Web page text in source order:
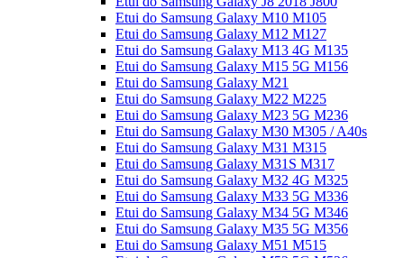
Etui do Samsung Galaxy M10 M105
Etui do Samsung Galaxy M12 M127
Etui do Samsung Galaxy M13 4G M135
Etui do Samsung Galaxy M15 5G M156
Etui do Samsung Galaxy M21
Etui do Samsung Galaxy M22 M225
Etui do Samsung Galaxy M23 5G M236
Etui do Samsung Galaxy M30 M305 / A40s
Etui do Samsung Galaxy M31 M315
Etui do Samsung Galaxy M31S M317
Etui do Samsung Galaxy M32 4G M325
Etui do Samsung Galaxy M33 5G M336
Etui do Samsung Galaxy M34 5G M346
Etui do Samsung Galaxy M35 5G M356
Etui do Samsung Galaxy M51 M515